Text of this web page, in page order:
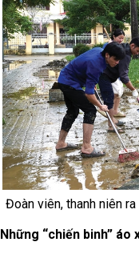
Đoàn viên, thanh niên
Những “chiến binh” áo